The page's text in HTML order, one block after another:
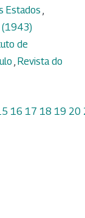
Estados ,
(1943)
de
, Revista do
16 17 18 19 20